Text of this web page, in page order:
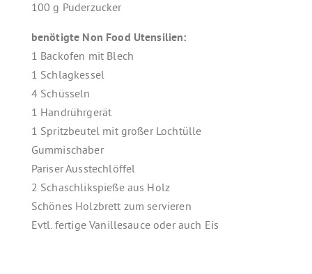
100 g Puderzucker
benötigte Non Food Utensilien:
1 Backofen mit Blech
1 Schlagkessel
4 Schüsseln
1 Handrührgerät
1 Spritzbeutel mit großer Lochtülle
Gummischaber
Pariser Ausstechlöffel
2 Schaschlikspieße aus Holz
Schönes Holzbrett zum servieren
Evtl. fertige Vanillesauce oder auch Eis